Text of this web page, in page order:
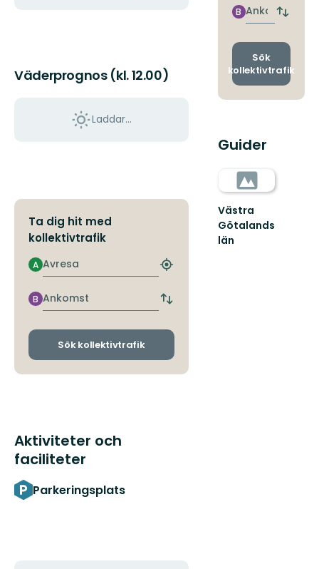
Väderprognos (kl. 12.00)
Laddar...
Ta dig hit med
kollektivtrafik
Avresa
A
Hitta
hållplats
Ankomst
B
Byt
och
Sök kollektivtrafik
Aktiviteter och
faciliteter
Parkeringsplats
Ankomst
B
Byt
och
Sök
kollektivtrafik
Guider
Västra
Götalands
län